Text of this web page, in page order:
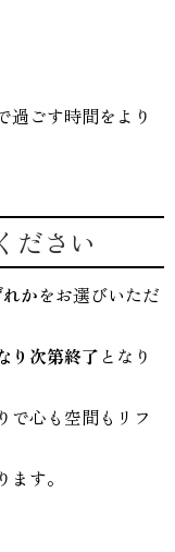
過ごす時間をより
ださい
かをお選びいただ
り次第終了 となり
で心も空間もリフ
す。